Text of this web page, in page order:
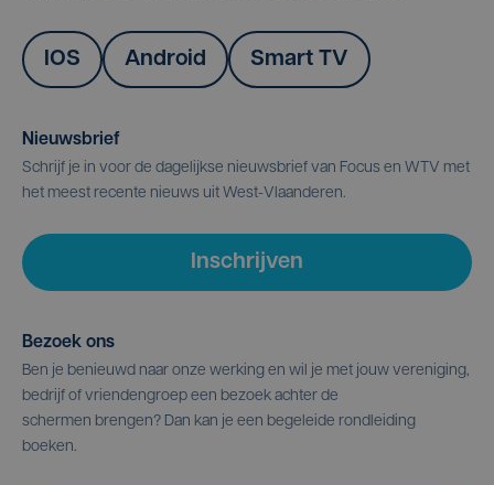
IOS Android Smart TV
Nieuwsbrief
Schrijf je in voor de dagelijkse nieuwsbrief van Focus en WTV met
het meest recente nieuws uit West-Vlaanderen.
Inschrijven
Bezoek ons
Ben je benieuwd naar onze werking en wil je met jouw vereniging,
bedrijf of vriendengroep een bezoek achter de
schermen brengen? Dan kan je een begeleide rondleiding
boeken.